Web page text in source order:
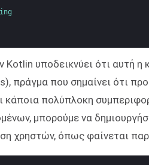
υποδεικνύει ότι αυτή η
πράγμα που σημαίνει ότι
κάποια πολύπλοκη
μπορούμε να
χρηστών, όπως φαίνεται